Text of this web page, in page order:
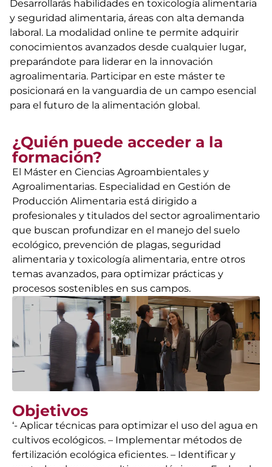
Desarrollarás habilidades en toxicología alimentaria
y seguridad alimentaria, áreas con alta demanda
laboral. La modalidad online te permite adquirir
conocimientos avanzados desde cualquier lugar,
preparándote para liderar en la innovación
agroalimentaria. Participar en este máster te
posicionará en la vanguardia de un campo esencial
para el futuro de la alimentación global.
¿Quién puede acceder a la
formación?
El Máster en Ciencias Agroambientales y
Agroalimentarias. Especialidad en Gestión de
Producción Alimentaria está dirigido a
profesionales y titulados del sector agroalimentario
que buscan profundizar en el manejo del suelo
ecológico, prevención de plagas, seguridad
alimentaria y toxicología alimentaria, entre otros
temas avanzados, para optimizar prácticas y
procesos sostenibles en sus campos.
Objetivos
‘- Aplicar técnicas para optimizar el uso del agua en
cultivos ecológicos. – Implementar métodos de
fertilización ecológica eficientes. – Identificar y